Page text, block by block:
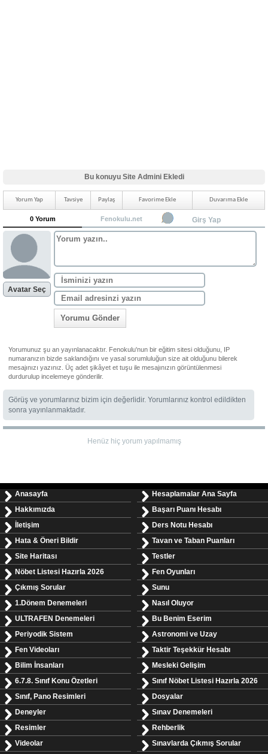
Bu konuyu Site Admini Ekledi
Yorum Yap Tavsiye Paylaş Favorime Ekle Duvarıma Ekle
0 Yorum Fenokulu.net Girş Yap
Avatar Seç
Yorumu Gönder
Yorumunuz şu an yayınlanacaktır. Fenokulu'nun bir eğitim sitesi olduğunu, IP
numaranızın bizde saklandığını ve yasal sorumluluğun size ait olduğunu bilerek
mesajınızı yazınız. Üç adet şikâyet et tuşu ile mesajınızın görüntülenmesi
durdurulup incelemeye gönderilir.
Görüş ve yorumlarınız bizim için değerlidir. Yorumlarınız kontrol edildikten
sonra yayınlanmaktadır.
Henüz hiç yorum yapılmamış
Anasayfa
Hakkımızda
İletişim
Hata & Öneri Bildir
Site Haritası
Nöbet Listesi Hazırla 2026
Çıkmış Sorular
1.Dönem Denemeleri
ULTRAFEN Denemeleri
Periyodik Sistem
Fen Videoları
Bilim İnsanları
6.7.8. Sınıf Konu Özetleri
Sınıf, Pano Resimleri
Deneyler
Resimler
Videolar
Hesaplamalar Ana Sayfa
Başarı Puanı Hesabı
Ders Notu Hesabı
Tavan ve Taban Puanları
Testler
Fen Oyunları
Sunu
Nasıl Oluyor
Bu Benim Eserim
Astronomi ve Uzay
Taktir Teşekkür Hesabı
Mesleki Gelişim
Sınıf Nöbet Listesi Hazırla 2026
Dosyalar
Sınav Denemeleri
Rehberlik
Sınavlarda Çıkmış Sorular